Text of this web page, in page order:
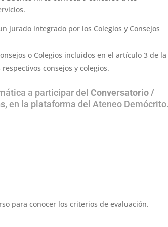
jurado integrado por los Colegios y Consejos
o Colegios incluidos en el artículo 3 de la
consejos y colegios.
a participar delConversatorio /
, en la plataforma del Ateneo Demócrito.
para conocer los criterios de evaluación.